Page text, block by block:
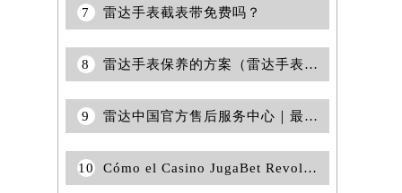
7 雷达手表截表带免费吗？
8 雷达手表保养的方案（雷达手表如何保养？）
9 雷达中国官方售后服务中心｜最新地址与官方维修热线权威信息声明（2026年6月最新）
10 Cómo el Casino JugaBet Revoluciona el Juego en Línea